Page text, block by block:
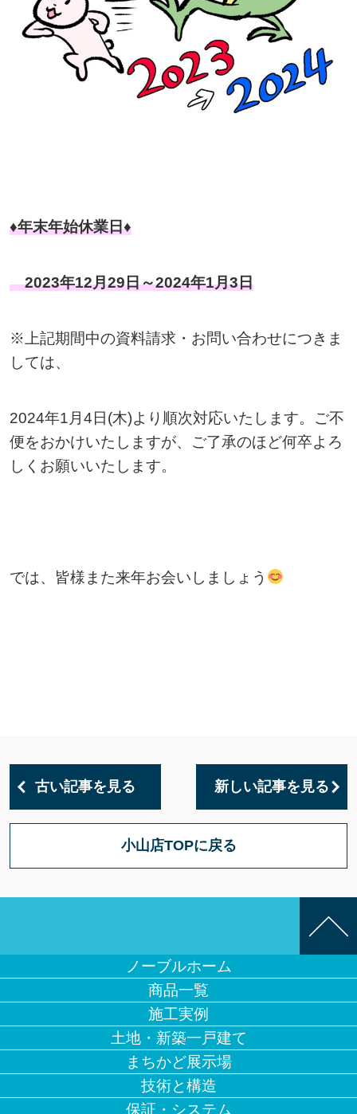
♦年末年始休業日♦
2023年12月29日～2024年1月3日
※上記期間中の資料請求・お問い合わせにつきま
しては、
2024年1月4日(木)より順次対応いたします。ご不
便をおかけいたしますが、ご了承のほど何卒よろ
しくお願いいたします。
では、皆様また来年お会いしましょう
古い記事を見る 新しい記事を見る
小山店TOPに戻る
ノーブルホーム
商品一覧
施工実例
土地・新築一戸建て
まちかど展示場
技術と構造
保証・システム